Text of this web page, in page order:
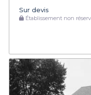
Sur devis
Établissement non